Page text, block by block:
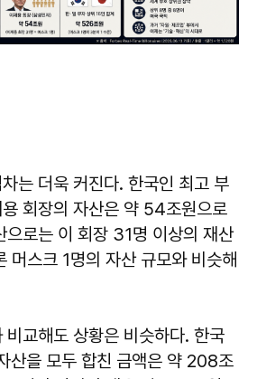
는 더욱 커진다. 한국인 최고 부
회장의 자산은 약 54조원으로
으로는 이 회장 31명 이상의 재산
머스크 1명의 자산 규모와 비슷해
비교해도 상황은 비슷하다. 한국
산을 모두 합친 금액은 약 208조